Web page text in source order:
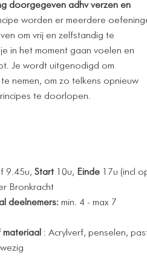
doorgegeven adhv verzen en
worden er meerdere
om vrij en zelfstandig te
in het moment gaan voelen en
Je wordt uitgenodigd om
nemen, om zo telkens opnieuw
te doorlopen.
9.45u, Start 10u, Einde
17u (incl
Bronkracht
deelnemers: min. 4 - max 7
: Acrylverf, penselen,